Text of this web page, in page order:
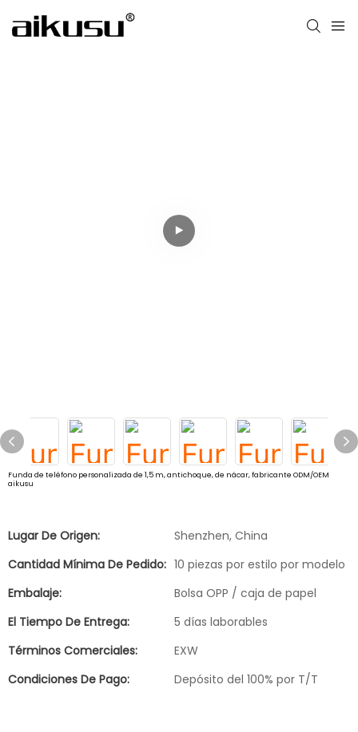
Funda de teléfono personalizada de 1,5 m, antichoque, de nácar, fabricante ODM/OEM
aikusu
Lugar De Origen:
Shenzhen, China
Cantidad Mínima De Pedido: 10 piezas por estilo por modelo
Embalaje:
Bolsa OPP / caja de papel
El Tiempo De Entrega:
5 días laborables
Términos Comerciales:
EXW
Condiciones De Pago:
Depósito del 100% por T/T